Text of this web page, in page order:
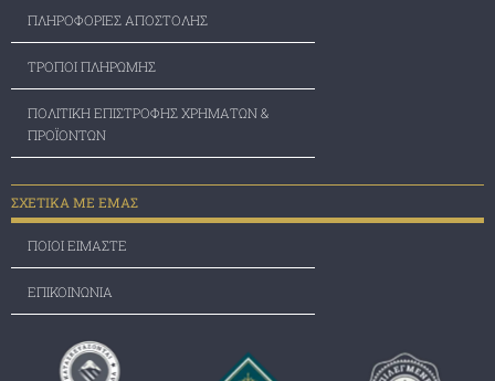
ΠΛΗΡΟΦΟΡΙΕΣ ΑΠΟΣΤΟΛΗΣ
ΤΡΟΠΟΙ ΠΛΗΡΩΜΗΣ
ΠΟΛΙΤΙΚΗ ΕΠΙΣΤΡΟΦΗΣ ΧΡΗΜΑΤΩΝ &
ΠΡΟΪΟΝΤΩΝ
ΣΧΕΤΙΚΑ ΜΕ ΕΜΑΣ
ΠΟΙΟΙ ΕΙΜΑΣΤΕ
ΕΠΙΚΟΙΝΩΝΙΑ